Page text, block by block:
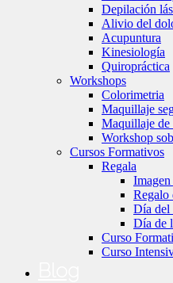
Depilación
Alivio del
Acupuntura
Kinesiología
Quiropráctica
Workshops
Colorimetria
Maquillaje
Maquillaje de
Workshop
Cursos Formativos
Regala
Regalo
Día del
Día de
Curso
Curso